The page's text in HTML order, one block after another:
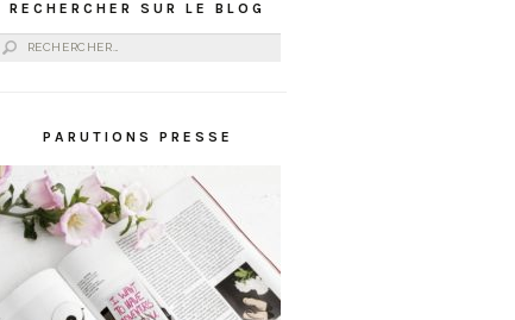
RECHERCHER SUR LE BLOG
Rechercher :
PARUTIONS PRESSE